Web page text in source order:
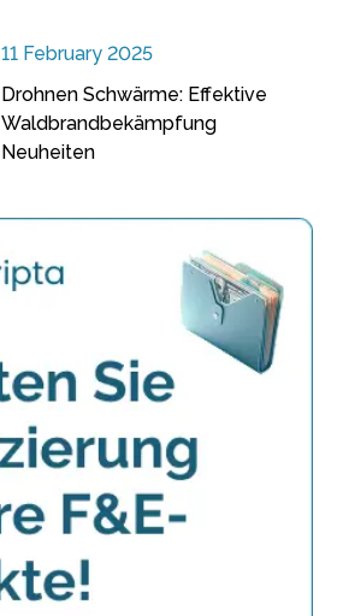
11 February 2025
Drohnen Schwärme: Effektive
Waldbrandbekämpfung
Neuheiten